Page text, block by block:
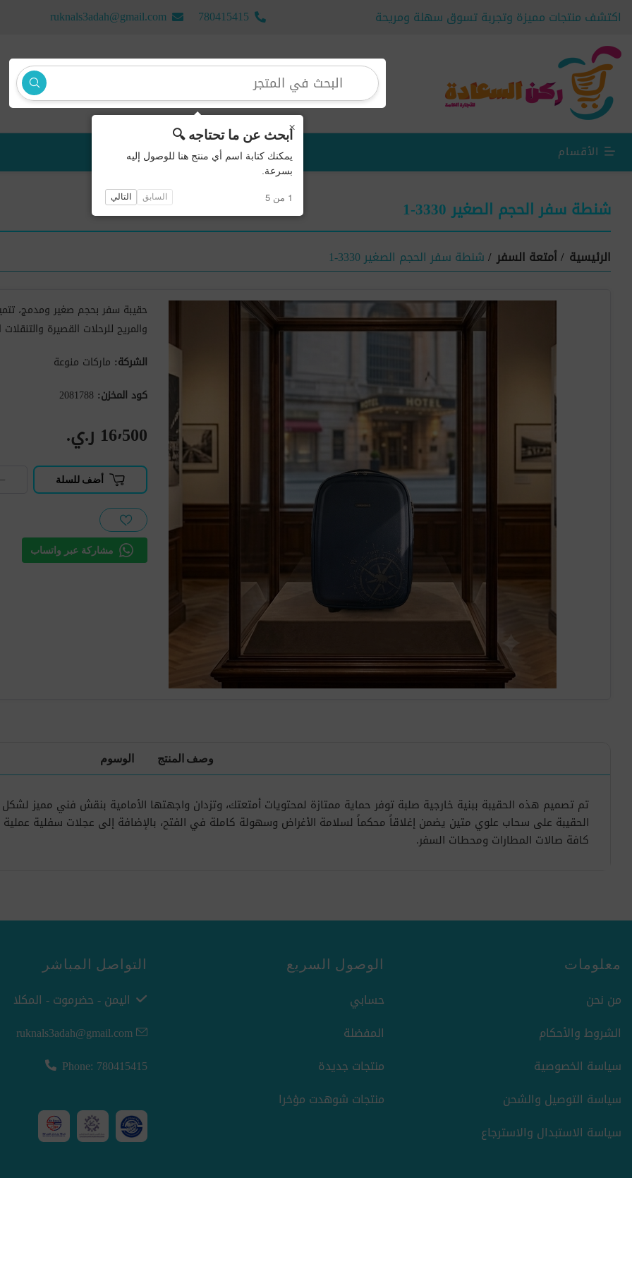
اكتشف منتجات مميزة وتجربة تسوق سهلة ومريحة 780415415
ruknals3adah@gmail.com
الأقسام منتجات جديدة
شنطة سفر الحجم الصغير 3330-1
الرئيسية /أمتعة السفر /شنطة سفر الحجم الصغير 3330-1
حقيبة سفر بحجم صغير ومدمج،
والمريح للرحلات القصيرة
الشركة: ماركات منوعة
كود المخزن: 2081788
16٬500 ر.ي.‏
أضف للسلة
مشاركة عبر واتساب
وصف المنتج الوسوم
تم تصميم هذه الحقيبة ببنية خارجية صلبة توفر حماية ممتازة لمحتويات أمتعتك، وتزدان واجهتها الأمامية بنقش فني مميز
الحقيبة على سحاب علوي متين يضمن إغلاقاً محكماً لسلامة الأغراض وسهولة كاملة في الفتح، بالإضافة إلى عجلات سفلية
كافة صالات المطارات ومحطات السفر.
معلومات
من نحن
الشروط والأحكام
سياسة الخصوصية
سياسة التوصيل والشحن
سياسة الاستبدال والاسترجاع
الوصول السريع
حسابي
المفضلة
منتجات جديدة
منتجات شوهدت مؤخرا
التواصل المباشر
اليمن - حضرموت - المكلا
ruknals3adah@gmail.com
Phone: 780415415
×ابحث عن ما تحتاجه 🔍
يمكنك كتابة اسم أي منتج هنا للوصول إليه
بسرعة.
1 من 5 السابق التالي